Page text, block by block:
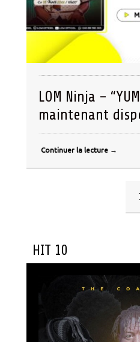
LOM Ninja –
maintenant
Continuer la lecture →
HIT 10